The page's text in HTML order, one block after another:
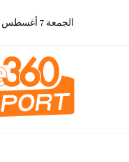
الجمعة 7 أغسطس